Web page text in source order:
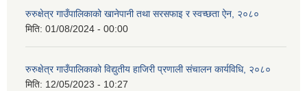
रुरुक्षेत्र गाउँपालिकाको खानेपानी तथा सरसफाइ र स्वच्छता ऐन, २०८०
मिति: 01/08/2024 - 00:00
रुरुक्षेत्र गाउँपालिकाको विद्युतीय हाजिरी प्रणाली संचालन कार्यविधि, २०८०
मिति: 12/05/2023 - 10:27